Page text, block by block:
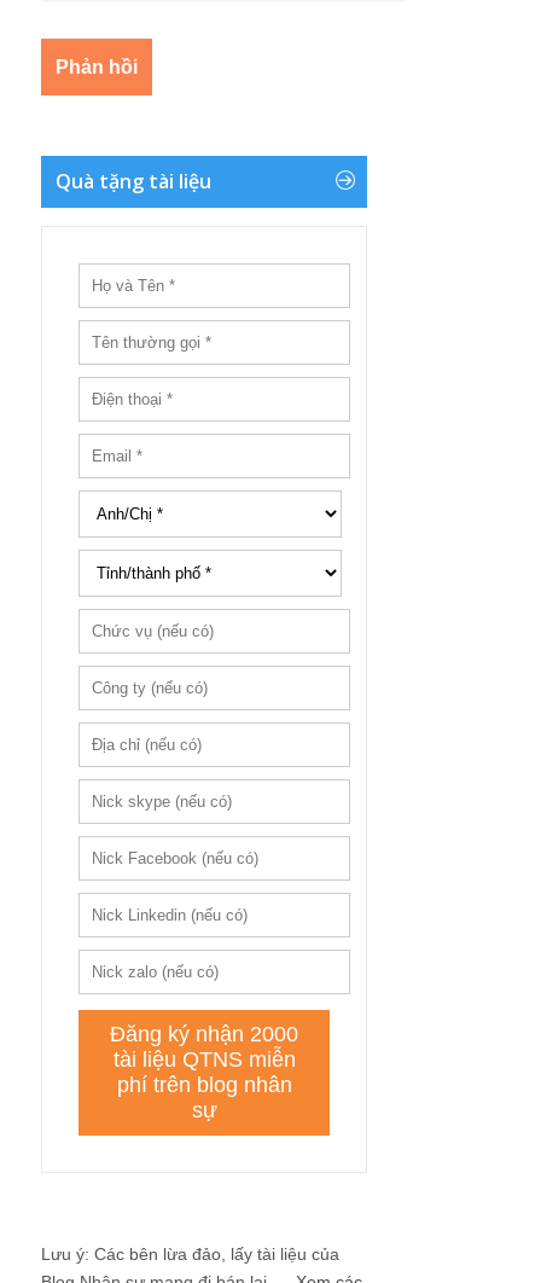
Quà tặng tài liệu
Lưu ý: Các bên lừa đảo, lấy tài liệu của